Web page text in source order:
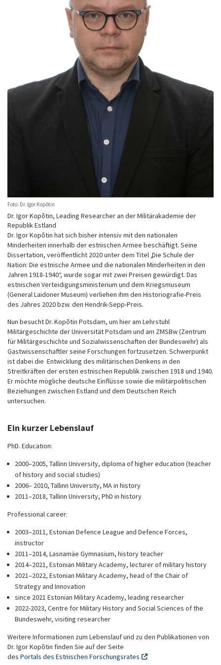
Foto: Dr. Igor Kopõtin
Dr. Igor Kopõtin, Leading Researcher an der Militärakademie der
Republik Estland
Dr. Igor Kopõtin hat sich bisher intensiv mit den nationalen
Minderheiten innerhalb der estnischen Armee beschäftigt. Seine
Dissertation, veröffentlicht 2020 unter dem Titel „Die Schule der
Nation: Die estnische Armee und die nationalen Minderheiten in den
Jahren 1918-1940“, wurde sogar mit zwei Preisen gewürdigt. Das
estnischen Verteidigungsministerium und dem Kriegsmuseum
(General Laidoner Museum) verliehen ihm den Historiografie-Preis
des Jahres 2020 bzw. den Hendrik-Sepp-Preis.
Nun besucht Dr. Kopõtin Potsdam, um hier am Lehrstuhl
Militärgeschichte der Universität Potsdam und am ZMSBw (Zentrum
für Militärgeschichte und Sozialwissenschaften der Bundeswehr) als
Gastwissenschaftler seine Forschungen fortzusetzen. Schwerpunkt
ist dabei die Entwicklung des militärischen Denkens in den
Streitkräften der ersten estnischen Republik zwischen 1918 und 1940.
Er möchte mögliche deutsche Einflüsse sowie die militärpolitischen
Beziehungen zwischen Estland und dem Deutschen Reich
untersuchen.
Ein kurzer Lebenslauf
PhD. Education:
2000–2005, Tallinn University, diploma of higher education (teacher
of history and social studies)
2006– 2010, Tallinn University, MA in history
2011–2018, Tallinn University, PhD in history
Professional career:
2003–2011, Estonian Defence League and Defence Forces,
instructor
2011–2014, Lasnamäe Gymnasium, history teacher
2014–2021, Estonian Military Academy, lecturer of military history
2021–2022, Estonian Military Academy, head of the Chair of
Strategy and Innovation
since 2021 Estonian Military Academy, leading researcher
2022-2023, Centre for Military History and Social Sciences of the
Bundeswehr, visiting researcher
Weitere Informationen zum Lebenslauf und zu den Publikationen von
Dr. Igor Kopõtin finden Sie auf der Seite
des Portals des Estnischen Forschungsrates